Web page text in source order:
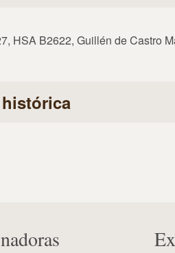
HSA B2622, Guillén de Castro
histórica